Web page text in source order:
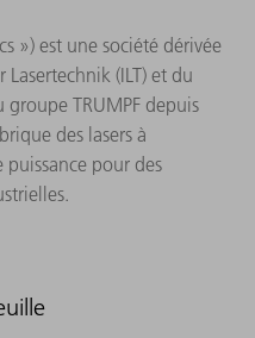
») est une société dérivée
(ILT) et du
TRUMPF depuis
des lasers à
pour des